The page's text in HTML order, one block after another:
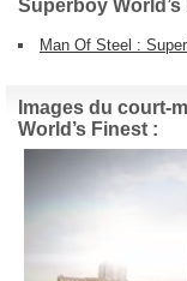
Superboy World’s
Man Of Steel :
Images du court-
World’s Finest :